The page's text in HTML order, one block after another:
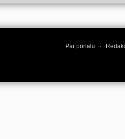
Par portālu ·